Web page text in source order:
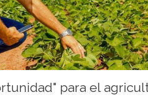
para el